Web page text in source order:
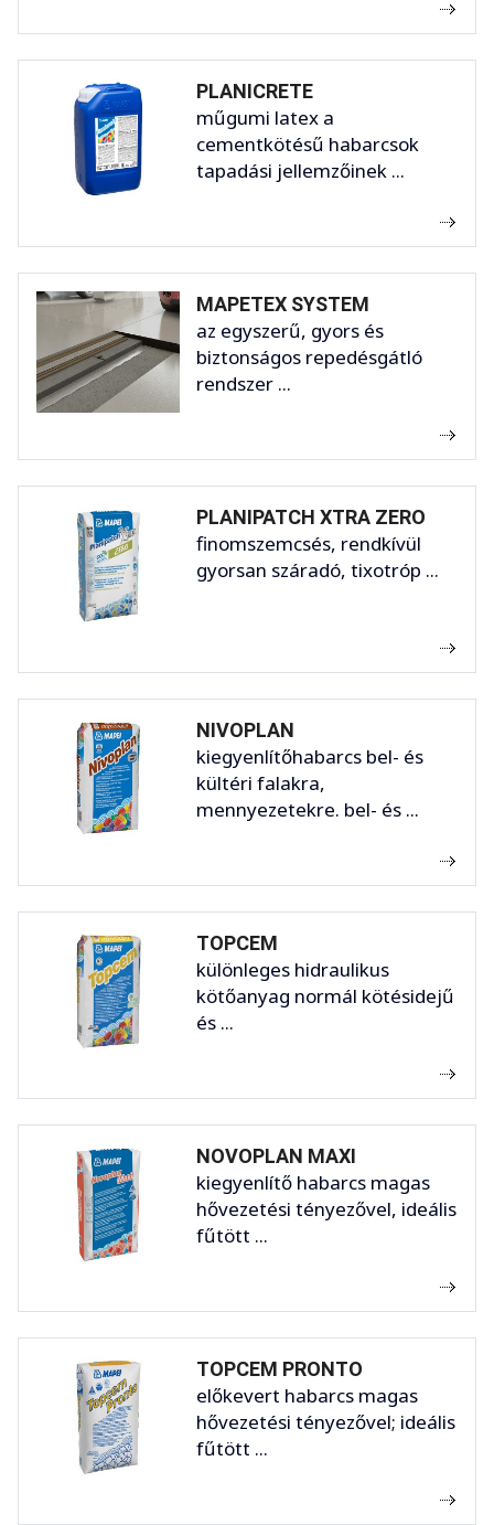
PLANICRETE
műgumi latex a
cementkötésű habarcsok
tapadási jellemzőinek ...
MAPETEX SYSTEM
az egyszerű, gyors és
biztonságos repedésgátló
rendszer ...
PLANIPATCH XTRA ZERO
finomszemcsés, rendkívül
gyorsan száradó, tixotróp ...
NIVOPLAN
kiegyenlítőhabarcs bel- és
kültéri falakra,
mennyezetekre. bel- és ...
TOPCEM
különleges hidraulikus
kötőanyag normál kötésidejű
és ...
NOVOPLAN MAXI
kiegyenlítő habarcs magas
hővezetési tényezővel, ideális
fűtött ...
TOPCEM PRONTO
előkevert habarcs magas
hővezetési tényezővel; ideális
fűtött ...